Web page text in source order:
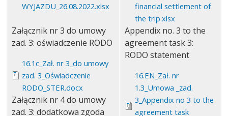
WYJAZDU_26.08.2022.xlsx
Załącznik nr 3 do umowy
zad. 3: oświadczenie RODO
16.1c_Zał. nr 3_do umowy
zad. 3_Oświadczenie
RODO_STER.docx
Załącznik nr 4 do umowy
zad. 3: dodatkowa zgoda
financial settlement of
the trip.xlsx
Appendix no. 3 to the
agreement task 3:
RODO statement
16.EN_Zał. nr
1.3_Umowa _zad.
3_Appendix no 3 to the
agreement task